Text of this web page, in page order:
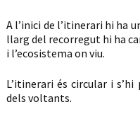
A l’inici de l’itinerari hi ha
llarg del recorregut hi ha
i l’ecosistema on viu.
L’itinerari és circular i
dels voltants.